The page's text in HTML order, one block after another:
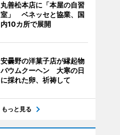
丸善松本店に「本屋の自習
室」 ベネッセと協業、国
内10カ所で展開
安曇野の洋菓子店が縁起物
バウムクーヘン 大寒の日
に採れた卵、祈祷して
もっと見る